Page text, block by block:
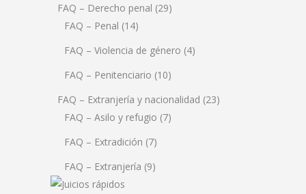
FAQ – Derecho penal (29)
FAQ – Penal (14)
FAQ – Violencia de género (4)
FAQ – Penitenciario (10)
FAQ – Extranjería y nacionalidad (23)
FAQ – Asilo y refugio (7)
FAQ – Extradición (7)
FAQ – Extranjería (9)